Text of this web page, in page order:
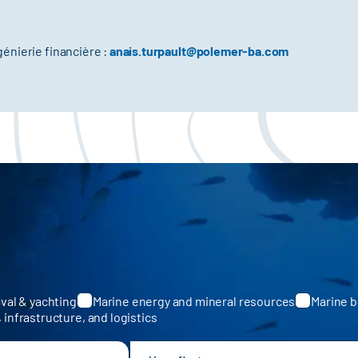
financière : anais.turpault@polemer-ba.com
& yachting Marine energy and mineral resources
Marine
infrastructure, and logistics